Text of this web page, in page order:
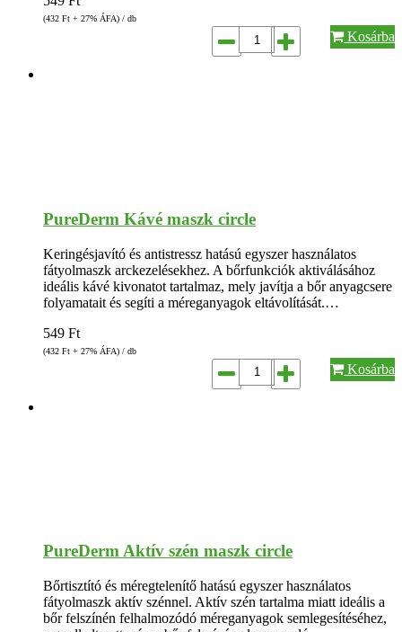
(432 Ft + 27% ÁFA) / db
Kosárba
PureDerm Kávé maszk circle
Keringésjavító és antistressz hatású egyszer használatos
fátyolmaszk arckezelésekhez. A bőrfunkciók aktiválásához
ideális kávé kivonatot tartalmaz, mely javítja a bőr anyagcsere
folyamatait és segíti a méreganyagok eltávolítását.…
549 Ft
(432 Ft + 27% ÁFA) / db
Kosárba
PureDerm Aktív szén maszk circle
Bőrtisztító és méregtelenítő hatású egyszer használatos
fátyolmaszk aktív szénnel. Aktív szén tartalma miatt ideális a
bőr felszínén felhalmozódó méreganyagok semlegesítéséhez,